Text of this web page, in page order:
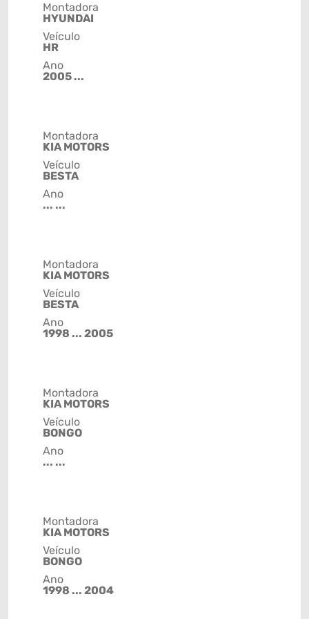
Montadora
HYUNDAI
Veículo
HR
Ano
2005 ...
Montadora
KIA MOTORS
Veículo
BESTA
Ano
... ...
Montadora
KIA MOTORS
Veículo
BESTA
Ano
1998 ... 2005
Montadora
KIA MOTORS
Veículo
BONGO
Ano
... ...
Montadora
KIA MOTORS
Veículo
BONGO
Ano
1998 ... 2004